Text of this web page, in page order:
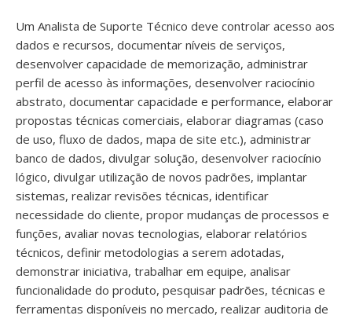
Um Analista de Suporte Técnico deve controlar acesso aos
dados e recursos, documentar níveis de serviços,
desenvolver capacidade de memorização, administrar
perfil de acesso às informações, desenvolver raciocínio
abstrato, documentar capacidade e performance, elaborar
propostas técnicas comerciais, elaborar diagramas (caso
de uso, fluxo de dados, mapa de site etc.), administrar
banco de dados, divulgar solução, desenvolver raciocínio
lógico, divulgar utilização de novos padrões, implantar
sistemas, realizar revisões técnicas, identificar
necessidade do cliente, propor mudanças de processos e
funções, avaliar novas tecnologias, elaborar relatórios
técnicos, definir metodologias a serem adotadas,
demonstrar iniciativa, trabalhar em equipe, analisar
funcionalidade do produto, pesquisar padrões, técnicas e
ferramentas disponíveis no mercado, realizar auditoria de